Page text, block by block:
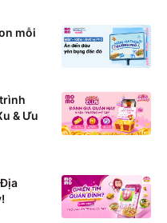
mỗi
& Ưu